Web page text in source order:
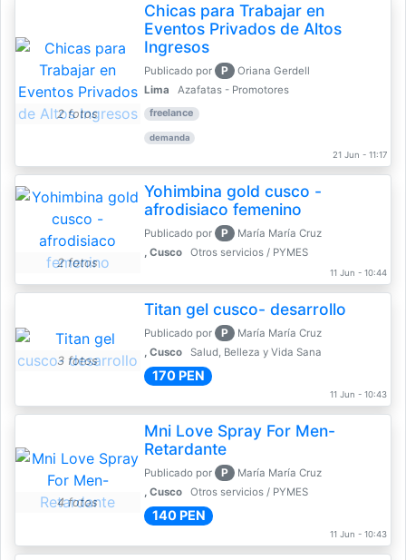
2 fotos
Chicas para Trabajar en
Eventos Privados de Altos
Ingresos
Publicado por P
Oriana Gerdell
Lima
Azafatas - Promotores
freelance
demanda
21 Jun - 11:17
2 fotos
Yohimbina gold cusco -
afrodisiaco femenino
Publicado por P
María María Cruz
, Cusco
Otros servicios / PYMES
11 Jun - 10:44
3 fotos
Titan gel cusco- desarrollo
Publicado por P
María María Cruz
, Cusco
Salud, Belleza y Vida Sana
170 PEN
11 Jun - 10:43
4 fotos
Mni Love Spray For Men-
Retardante
Publicado por P
María María Cruz
, Cusco
Otros servicios / PYMES
140 PEN
11 Jun - 10:43